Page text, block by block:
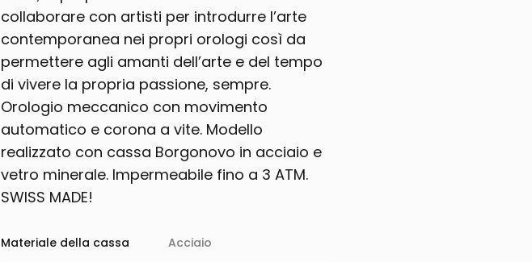
collaborare con artisti per introdurre l’arte
contemporanea nei propri orologi così da
permettere agli amanti dell’arte e del tempo
di vivere la propria passione, sempre.
Orologio meccanico con movimento
automatico e corona a vite. Modello
realizzato con cassa Borgonovo in acciaio e
vetro minerale. Impermeabile fino a 3 ATM.
SWISS MADE!
Materiale della cassa
Acciaio